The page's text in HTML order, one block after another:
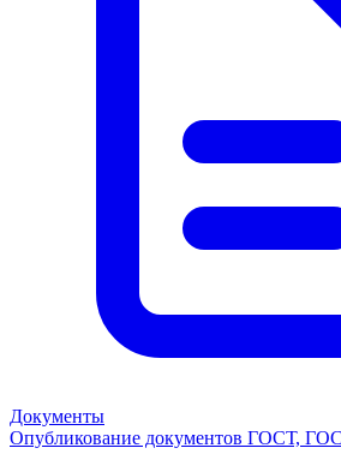
Документы
Опубликование документов ГОСТ,